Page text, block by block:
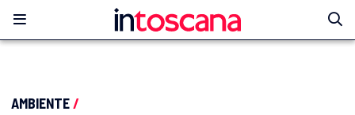
AMBIENTE/